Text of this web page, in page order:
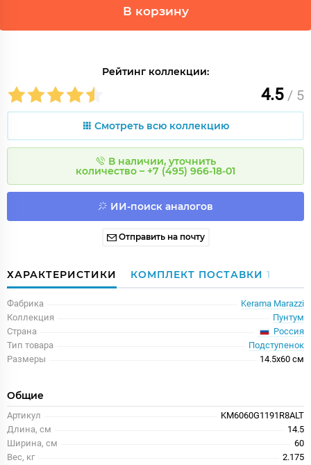
В корзину
Рейтинг коллекции:
4.5 / 5
Смотреть всю коллекцию
В наличии, уточнить
количество – +7 (495) 966-18-01
ИИ-поиск аналогов
Отправить на почту
ХАРАКТЕРИСТИКИ КОМПЛЕКТ ПОСТАВКИ 1
Фабрика
Kerama Marazzi
Коллекция
Пунтум
Страна
Россия
Тип товара
Подступенок
Размеры
14.5x60 см
Общие
Артикул
KM6060G1191R8ALT
Длина, см
14.5
Ширина, см
60
Вес, кг
2.175